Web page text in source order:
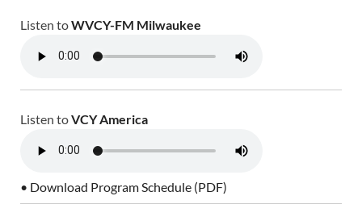
Listen toWVCY-FM Milwaukee
Listen toVCY America
• Download Program Schedule (PDF)